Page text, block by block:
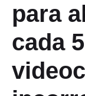
para
cada 5